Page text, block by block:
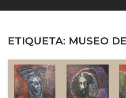
ETIQUETA: MUSEO